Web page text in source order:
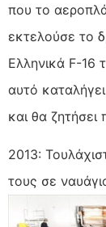
που το
εκτελούσε το
Ελληνικά F-16
αυτό
και θα ζητήσει
2013:
τους σε